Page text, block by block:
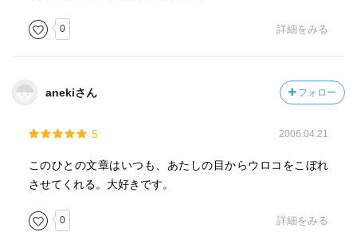
0 詳細をみる
anekiさん フォロー
5 2006.04.21
このひとの文章はいつも、あたしの目からウロコをこぼれ
させてくれる。大好きです。
0 詳細をみる